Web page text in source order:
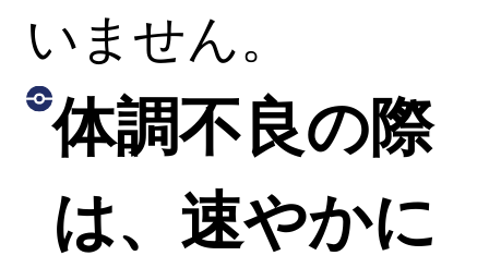
いません。
体調不良の際
は、速やかに